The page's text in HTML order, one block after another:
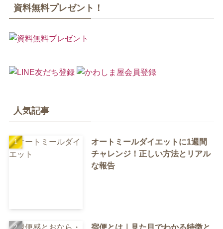
資料無料プレゼント！
人気記事
オートミールダイエットに1週間
チャレンジ！正しい方法とリアル
な報告
宿便とは｜見た目でわかる特徴と